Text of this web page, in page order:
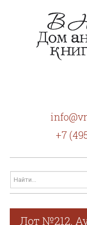
+7
Лот №212.